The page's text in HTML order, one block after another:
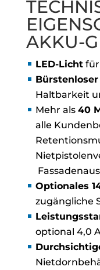
AKKU-
LED-Lichtfür
Bürstenloser
Haltbarkeit
Mehr als 40
alle
Optionales
zugängliche
optional 4,0